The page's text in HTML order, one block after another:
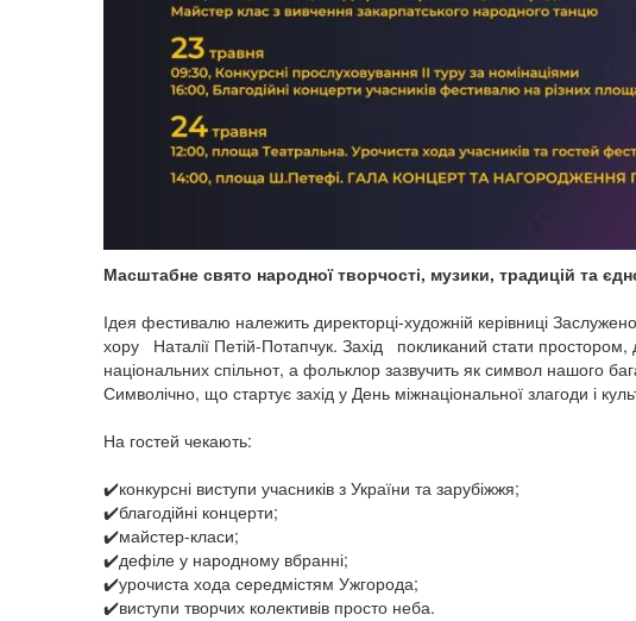
Масштабне свято народної творчості, музики, традицій та
Ідея фестивалю належить директорці-художній керівниці
хору Наталії Петій-Потапчук. Захід покликаний стати простором,
національних спільнот, а фольклор зазвучить як символ нашого
Символічно, що стартує захід у День міжнаціональної злагоди і
На гостей чекають:
✔️конкурсні виступи учасників з України та зарубіжжя;
✔️благодійні концерти;
✔️майстер-класи;
✔️дефіле у народному вбранні;
✔️урочиста хода середмістям Ужгорода;
✔️виступи творчих колективів просто неба.